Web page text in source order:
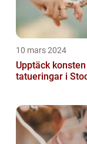
10 mars 2024
Upptäck
tatueringar i